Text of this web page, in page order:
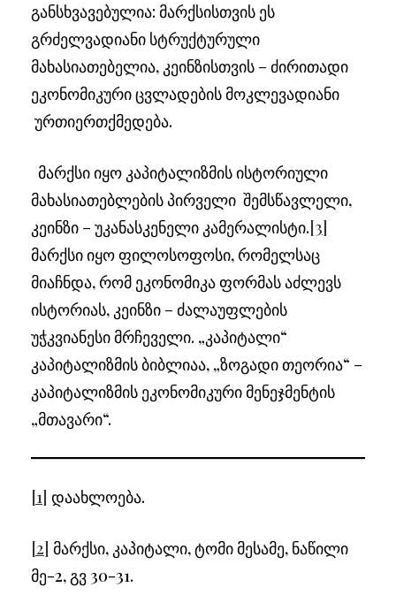
განსხვავებულია: მარქსისთვის ეს
გრძელვადიანი სტრუქტურული
მახასიათებელია, კეინზისთვის – ძირითადი
ეკონომიკური ცვლადების მოკლევადიანი
ურთიერთქმედება.
მარქსი იყო კაპიტალიზმის ისტორიული
მახასიათებლების პირველი შემსწავლელი,
კეინზი – უკანასკენელი კამერალისტი.[3]
მარქსი იყო ფილოსოფოსი, რომელსაც
მიაჩნდა, რომ ეკონომიკა ფორმას აძლევს
ისტორიას, კეინზი – ძალაუფლების
უჭკვიანესი მრჩეველი. „კაპიტალი“
კაპიტალიზმის ბიბლიაა, „ზოგადი თეორია“ –
კაპიტალიზმის ეკონომიკური მენეჯმენტის
„მთავარი“.
[1] დაახლოება.
[2] მარქსი, კაპიტალი, ტომი მესამე, ნაწილი
მე-2, გვ 30-31.